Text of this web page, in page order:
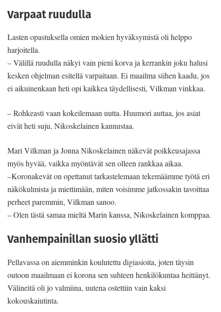
Varpaat ruudulla
Lasten opastuksella omien mokien hyväksymistä oli helppo
harjoitella.
– Välillä ruudulla näkyi vain pieni korva ja kerrankin joku halusi
kesken ohjelman esitellä varpaitaan. Ei maailma siihen kaadu, jos
ei aikuinenkaan heti opi kaikkea täydellisesti, Vilkman vinkkaa.
– Rohkeasti vaan kokeilemaan uutta. Huumori auttaa, jos asiat
eivät heti suju, Nikoskelainen kannustaa.
Mari Vilkman ja Jonna Nikoskelainen näkevät poikkeusajassa
myös hyvää, vaikka myöntävät sen olleen rankkaa aikaa.
–Koronakevät on opettanut tarkastelemaan tekemäämme työtä eri
näkökulmista ja miettimään, miten voisimme jatkossakin tavoittaa
perheet paremmin, Vilkman sanoo.
– Olen tästä samaa mieltä Marin kanssa, Nikoskelainen komppaa.
Vanhempainillan suosio yllätti
Pellavassa on aiemminkin koulutettu digiasioita, joten täysin
outoon maailmaan ei korona sen suhteen henkilökuntaa heittänyt.
Välineitä oli jo valmiina, uutena ostettiin vain kaksi
kokouskaiutinta.